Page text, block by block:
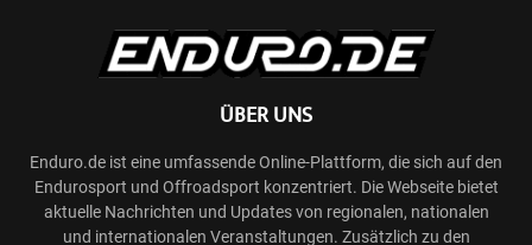
ÜBER UNS
Enduro.de ist eine umfassende Online-Plattform, die sich auf den
Endurosport und Offroadsport konzentriert. Die Webseite bietet
aktuelle Nachrichten und Updates von regionalen, nationalen
und internationalen Veranstaltungen. Zusätzlich zu den